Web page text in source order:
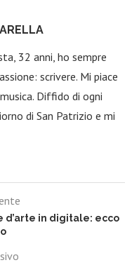
32 anni, ho sempre
scrivere. Mi piace
Diffido di ogni
di San Patrizio e mi
d’arte in digitale: ecco